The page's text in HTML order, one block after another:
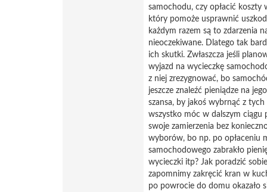
samochodu, czy opłacić koszty
który pomoże usprawnić
każdym razem są to zdarzenia
nieoczekiwane. Dlatego tak
ich skutki. Zwłaszcza jeśli
wyjazd na wycieczkę
z niej zrezygnować, bo
jeszcze znaleźć pieniądze na
szansa, by jakoś wybrnąć z
wszystko móc w dalszym ciągu
swoje zamierzenia bez
wyborów, bo np. po opłaceniu
samochodowego zabrakło
wycieczki itp? Jak poradzić
zapomnimy zakręcić kran w
po powrocie do domu okazało